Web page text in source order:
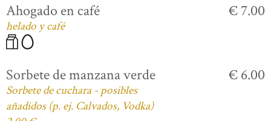
Ahogado en café
helado y café
€ 7.00
Sorbete de manzana verde
Sorbete de cuchara - posibles
añadidos (p. ej. Calvados, Vodka)
€ 6.00